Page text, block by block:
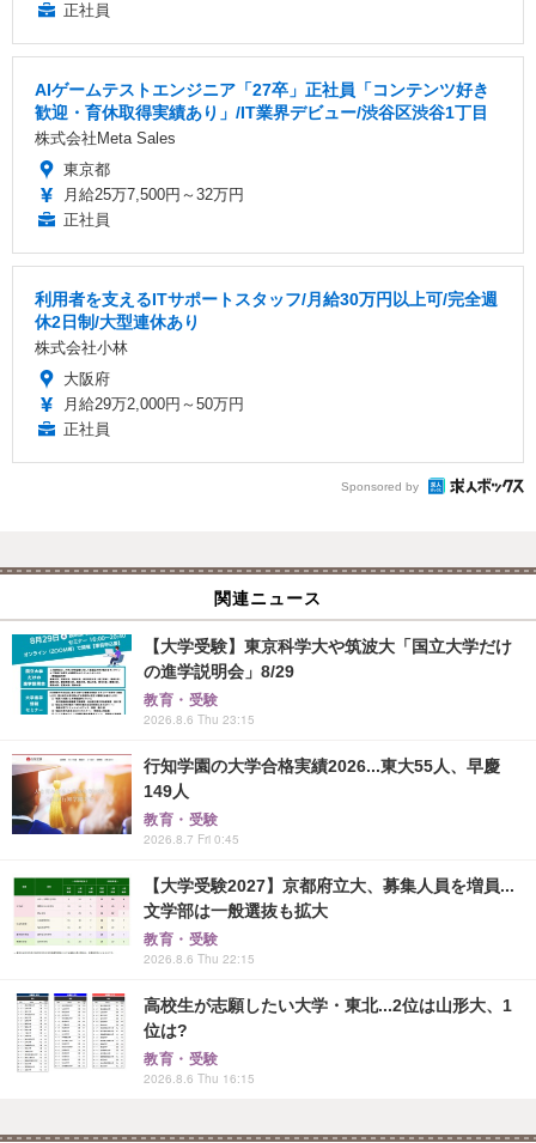
正社員
AIゲームテストエンジニア「27卒」正社員「コンテンツ好き
歓迎・育休取得実績あり」/IT業界デビュー/渋谷区渋谷1丁目
株式会社Meta Sales
東京都
月給25万7,500円～32万円
正社員
利用者を支えるITサポートスタッフ/月給30万円以上可/完全週
休2日制/大型連休あり
株式会社小林
大阪府
月給29万2,000円～50万円
正社員
Sponsored by
関連ニュース
【大学受験】東京科学大や筑波大「国立大学だけ
の進学説明会」8/29
教育・受験
2026.8.6 Thu 23:15
行知学園の大学合格実績2026...東大55人、早慶
149人
教育・受験
2026.8.7 Fri 0:45
【大学受験2027】京都府立大、募集人員を増員...
文学部は一般選抜も拡大
教育・受験
2026.8.6 Thu 22:15
高校生が志願したい大学・東北...2位は山形大、1
位は?
教育・受験
2026.8.6 Thu 16:15